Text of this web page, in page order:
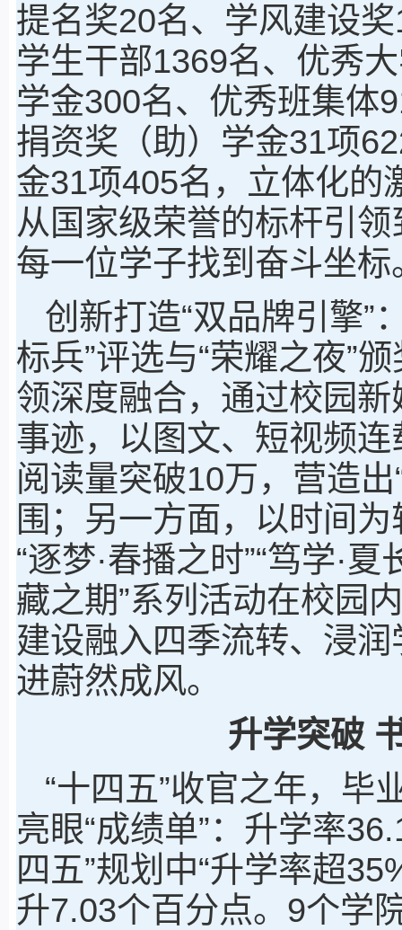
提名奖20名、学风建设
学生干部1369名、优秀
学金300名、优秀班集体
捐资奖（助）学金31项
金31项405名，立体化的
从国家级荣誉的标杆引
每一位学子找到奋斗坐标
创新打造“双品牌引擎”
标兵”评选与“荣耀之夜”
领深度融合，通过校园
事迹，以图文、短视频
阅读量突破10万，营造
围；另一方面，以时间
“逐梦·春播之时”“笃学·夏
藏之期”系列活动在校园
建设融入四季流转、浸
进蔚然成风。
升学突破
“十四五”收官之年，毕
亮眼“成绩单”：升学率
四五”规划中“升学率超
升7.03个百分点。9个